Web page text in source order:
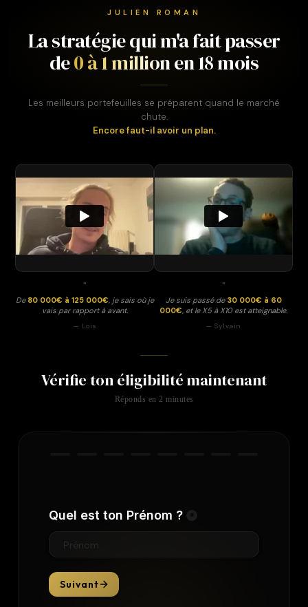
JULIEN ROMAN
La stratégie qui m'a fait passer
de0 à 1 millionen 18 mois
Les meilleurs portefeuilles se préparent quand le marché
chute.
Encore faut-il avoir un plan.
"
De 80 000€ à 125 000€, je sais où je
vais par rapport à avant.
— Lois
"
Je suis passé de 30 000€ à 60
000€, et le X5 à X10 est atteignable.
— Sylvain
Vérifie ton éligibilité maintenant
Réponds en 2 minutes